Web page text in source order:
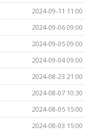
2024-09-11 11:00
2024-09-06 09:00
2024-09-05 09:00
2024-09-04 09:00
2024-08-23 21:00
2024-08-07 10:30
2024-08-05 15:00
2024-08-03 15:00